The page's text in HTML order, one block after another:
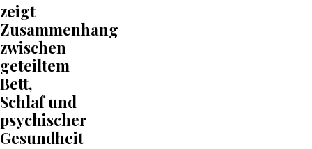
zeigt
Zusammenhang
zwischen
geteiltem
Bett,
Schlaf und
psychischer
Gesundheit